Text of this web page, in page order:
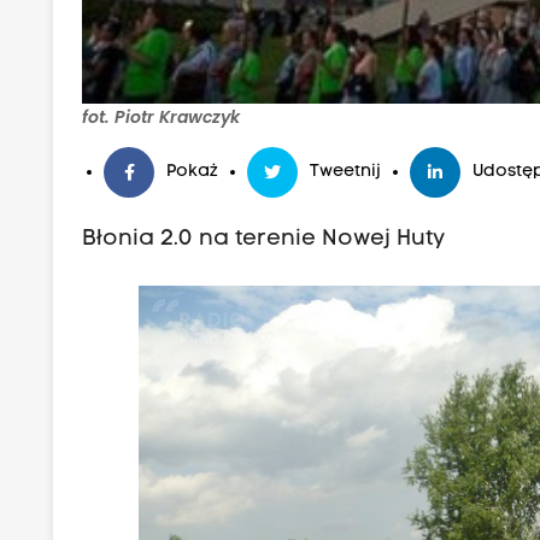
fot. Piotr Krawczyk
Pokaż Tweetnij
Błonia 2.0 na terenie Nowej Huty